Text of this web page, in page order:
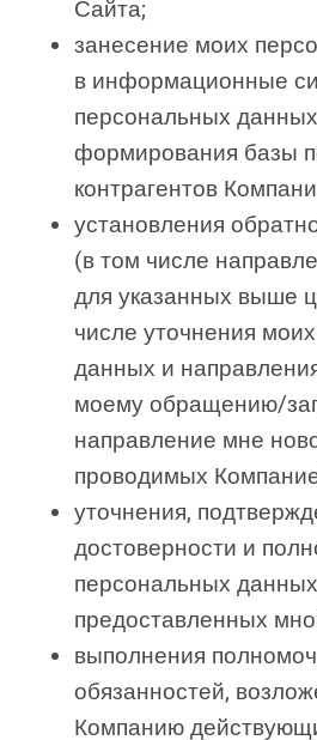
Сайта;
занесение моих
в информационные
персональных
формирования базы
контрагентов
установления
(в том числе
для указанных выше
числе уточнения
данных и
моему обращению/
направление мне
проводимых
уточнения,
достоверности и
персональных
предоставленных
выполнения
обязанностей,
Компанию